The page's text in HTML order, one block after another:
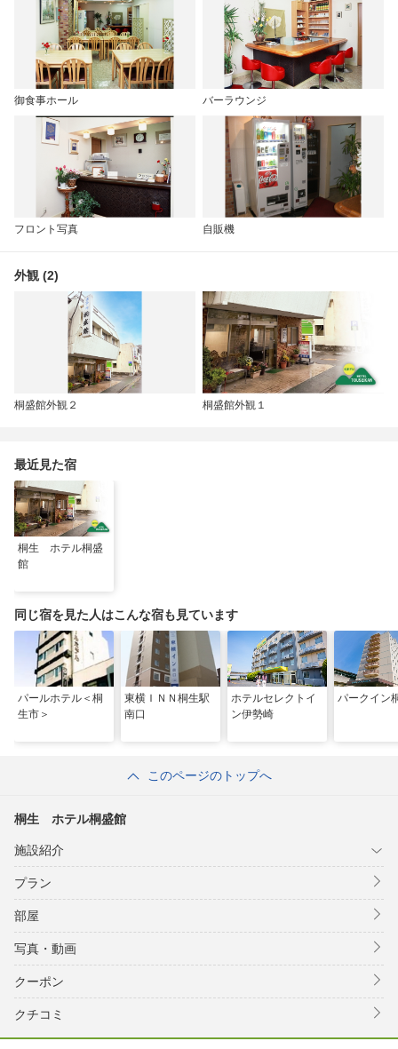
御食事ホール バーラウンジ
フロント写真 自販機
外観 (2)
桐盛館外観２ 桐盛館外観１
最近見た宿
桐生 ホテル桐盛
館
同じ宿を見た人はこんな宿も見ています
パールホテル＜桐
生市＞
東横ＩＮＮ桐生駅
南口
ホテルセレクトイ
ン伊勢崎
パークイン
このページのトップへ
桐生 ホテル桐盛館
施設紹介
プラン
部屋
写真・動画
クーポン
クチコミ